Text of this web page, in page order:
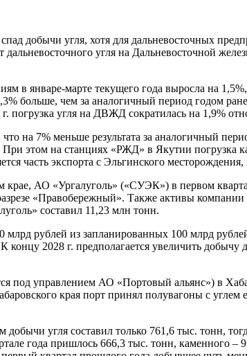
добычи угля, хотя для дальневосточных
угля на Дальневосточной
в январе-марте текущего года выросла на
больше, чем за аналогичный период годом
погрузка угля на ДВЖД сократилась на 1,9%
на 7% меньше результата за аналогичный
этом на станциях «РЖД» в Якутии погрузка
часть экспорта с Эльгинского
АО «Ургалуголь» («СУЭК») в первом
«Правобережный». Также активы
составил 11,23 млн тонн.
рублей из запланированных 100 млрд
2028 г. предполагается увеличить
под управлением АО «Портовый альянс») в
края порт принял полувагоны с
угля составил только 761,6 тыс. тонн,
года пришлось 666,3 тыс. тонн, каменного